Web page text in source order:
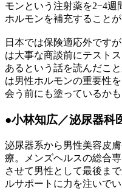
モンという注射薬を2−4
ホルモンを補充することが
日本では保険適応外です
は大事な商談前にテスト
あるという話を読んだこ
は男性ホルモンの重要性
会う前にも塗っているかも
●小林知広／泌尿器科
泌尿器系から男性美容皮
療。メンズヘルスの総合
させて男性として最後ま
ルサポートに力を注いでい